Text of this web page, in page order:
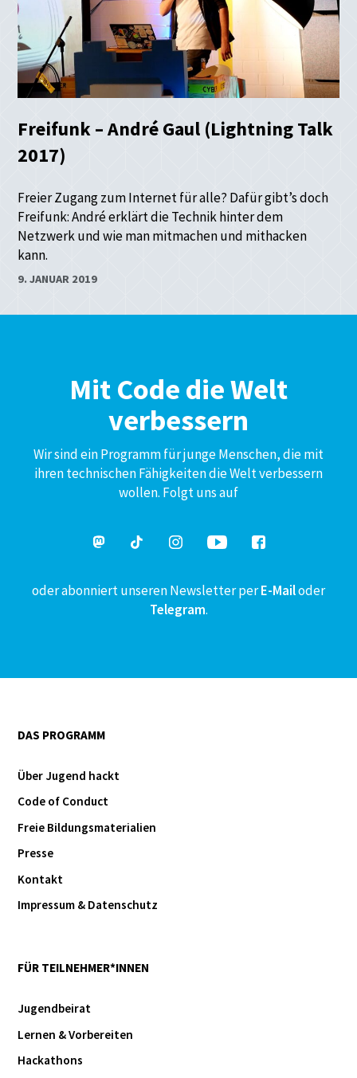
Freifunk – André Gaul (Lightning Talk
2017)
Freier Zugang zum Internet für alle? Dafür gibt’s doch
Freifunk: André erklärt die Technik hinter dem
Netzwerk und wie man mitmachen und mithacken
kann.
9. JANUAR 2019
Mit Code die Welt
verbessern
Wir sind ein Programm für junge Menschen, die mit
ihren technischen Fähigkeiten die Welt verbessern
wollen. Folgt uns auf
oder abonniert unseren Newsletter perE-Mailoder
Telegram.
DAS PROGRAMM
Über Jugend hackt
Code of Conduct
Freie Bildungsmaterialien
Presse
Kontakt
Impressum & Datenschutz
FÜR TEILNEHMER*INNEN
Jugendbeirat
Lernen & Vorbereiten
Hackathons